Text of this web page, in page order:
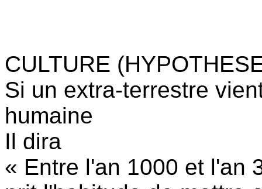
CULTURE
Si un extra-terrestre
humaine
Il dira
« Entre l'an 1000 et l'an